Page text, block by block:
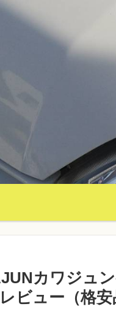
カワジュ
ビュー（格